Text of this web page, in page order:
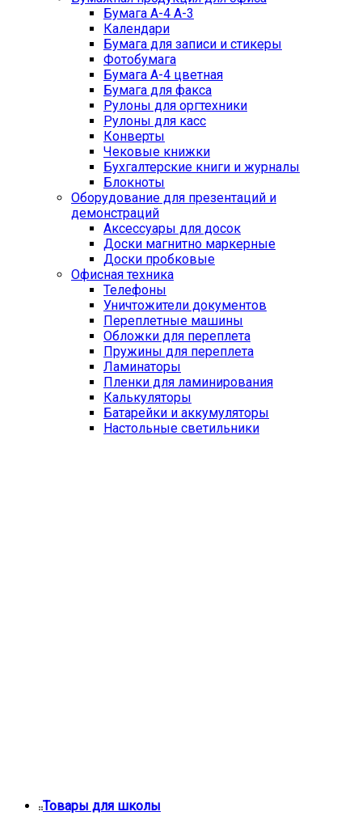
Бумага А-4 А-3
Календари
Бумага для записи и стикеры
Фотобумага
Бумага А-4 цветная
Бумага для факса
Рулоны для оргтехники
Рулоны для касс
Конверты
Чековые книжки
Бухгалтерские книги и журналы
Блокноты
Оборудование для презентаций и
демонстраций
Аксессуары для досок
Доски магнитно маркерные
Доски пробковые
Офисная техника
Телефоны
Уничтожители документов
Переплетные машины
Обложки для переплета
Пружины для переплета
Ламинаторы
Пленки для ламинирования
Калькуляторы
Батарейки и аккумуляторы
Настольные светильники
Товары для школы